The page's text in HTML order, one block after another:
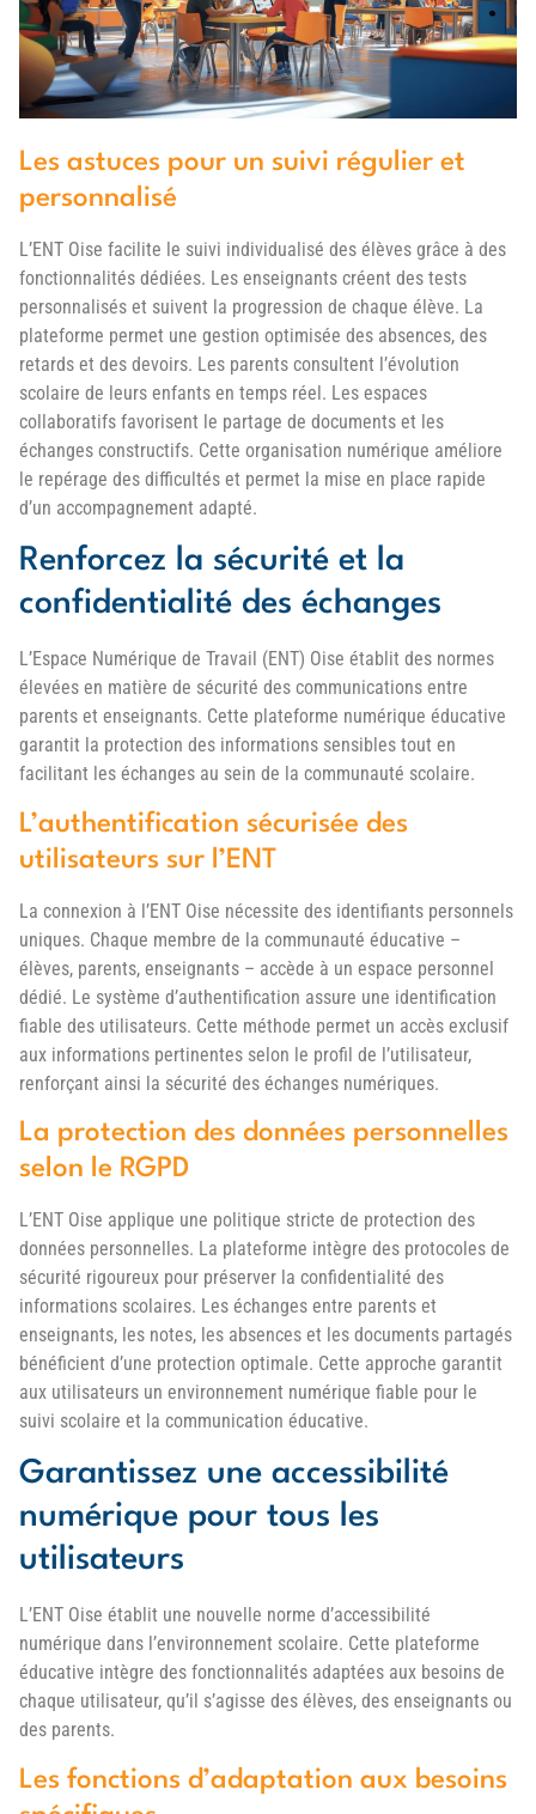
Les astuces pour un suivi régulier et
personnalisé
L’ENT Oise facilite le suivi individualisé des élèves grâce à des
fonctionnalités dédiées. Les enseignants créent des tests
personnalisés et suivent la progression de chaque élève. La
plateforme permet une gestion optimisée des absences, des
retards et des devoirs. Les parents consultent l’évolution
scolaire de leurs enfants en temps réel. Les espaces
collaboratifs favorisent le partage de documents et les
échanges constructifs. Cette organisation numérique améliore
le repérage des difficultés et permet la mise en place rapide
d’un accompagnement adapté.
Renforcez la sécurité et la
confidentialité des échanges
L’Espace Numérique de Travail (ENT) Oise établit des normes
élevées en matière de sécurité des communications entre
parents et enseignants. Cette plateforme numérique éducative
garantit la protection des informations sensibles tout en
facilitant les échanges au sein de la communauté scolaire.
L’authentification sécurisée des
utilisateurs sur l’ENT
La connexion à l’ENT Oise nécessite des identifiants personnels
uniques. Chaque membre de la communauté éducative –
élèves, parents, enseignants – accède à un espace personnel
dédié. Le système d’authentification assure une identification
fiable des utilisateurs. Cette méthode permet un accès exclusif
aux informations pertinentes selon le profil de l’utilisateur,
renforçant ainsi la sécurité des échanges numériques.
La protection des données personnelles
selon le RGPD
L’ENT Oise applique une politique stricte de protection des
données personnelles. La plateforme intègre des protocoles de
sécurité rigoureux pour préserver la confidentialité des
informations scolaires. Les échanges entre parents et
enseignants, les notes, les absences et les documents partagés
bénéficient d’une protection optimale. Cette approche garantit
aux utilisateurs un environnement numérique fiable pour le
suivi scolaire et la communication éducative.
Garantissez une accessibilité
numérique pour tous les
utilisateurs
L’ENT Oise établit une nouvelle norme d’accessibilité
numérique dans l’environnement scolaire. Cette plateforme
éducative intègre des fonctionnalités adaptées aux besoins de
chaque utilisateur, qu’il s’agisse des élèves, des enseignants ou
des parents.
Les fonctions d’adaptation aux besoins